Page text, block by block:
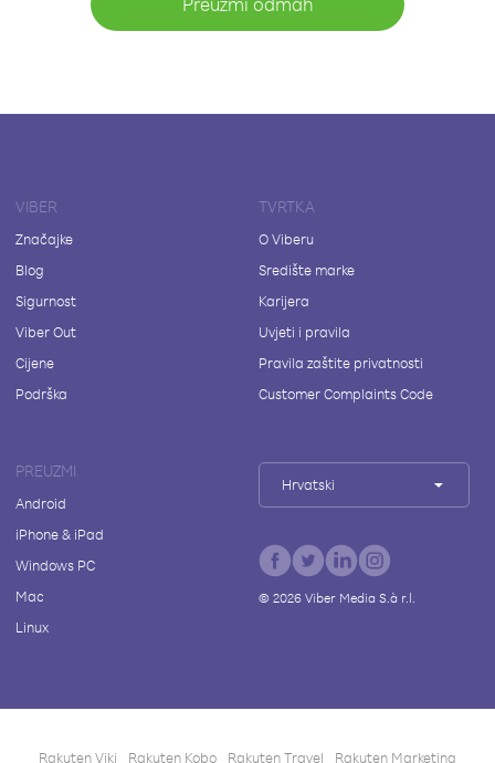
VIBER
Značajke
Blog
Sigurnost
Viber Out
Cijene
Podrška
TVRTKA
O Viberu
Središte marke
Karijera
Uvjeti i pravila
Pravila zaštite privatnosti
Customer Complaints Code
PREUZMI
Android
iPhone & iPad
Windows PC
Mac
Linux
Hrvatski
© 2026Viber Media S.à r.l.
Rakuten Viki Rakuten Kobo Rakuten Travel Rakuten Marketing